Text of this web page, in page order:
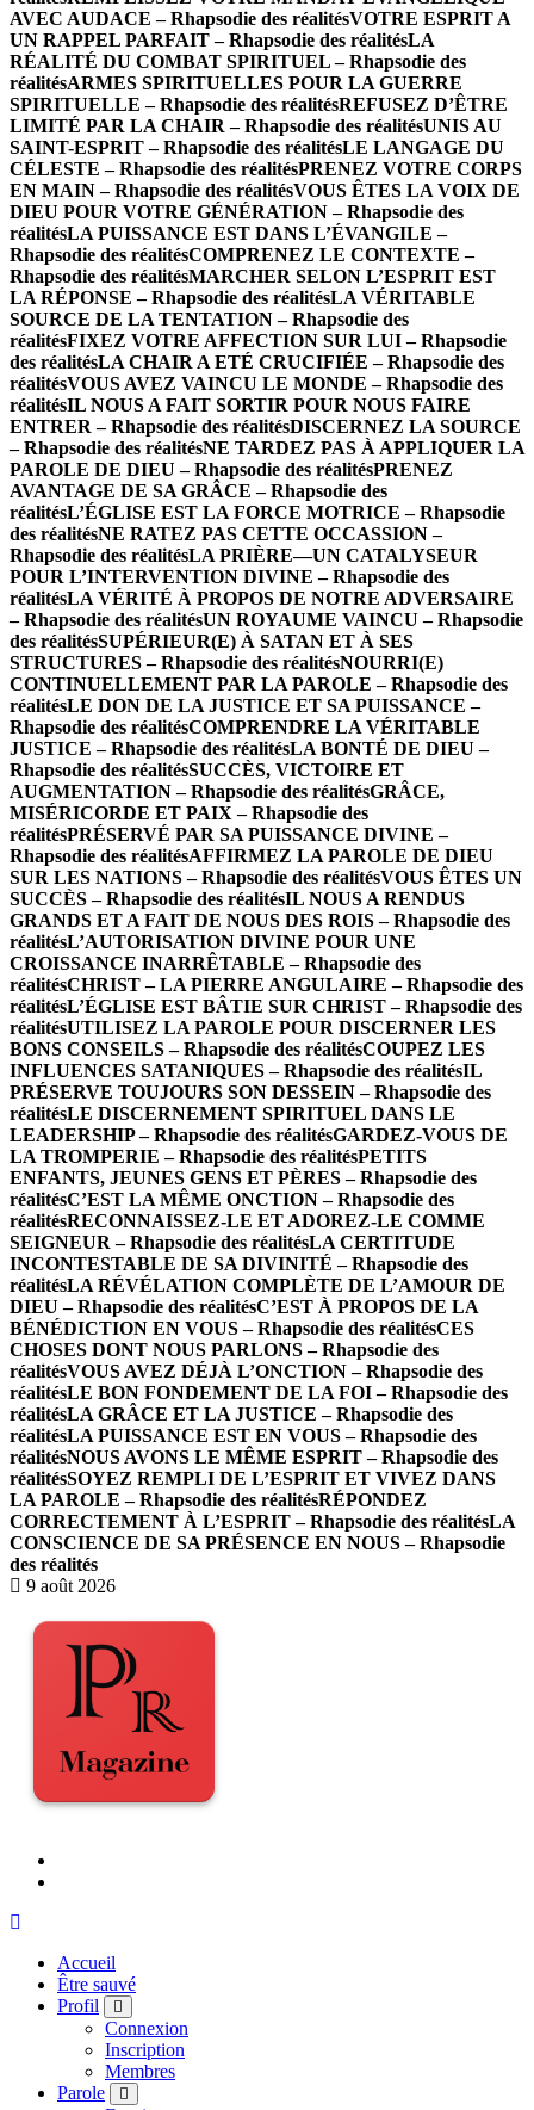
AVEC AUDACE – Rhapsodie des réalitésVOTRE ESPRIT A
UN RAPPEL PARFAIT – Rhapsodie des réalitésLA
RÉALITÉ DU COMBAT SPIRITUEL – Rhapsodie des
réalitésARMES SPIRITUELLES POUR LA GUERRE
SPIRITUELLE – Rhapsodie des réalitésREFUSEZ D’ÊTRE
LIMITÉ PAR LA CHAIR – Rhapsodie des réalitésUNIS AU
SAINT-ESPRIT – Rhapsodie des réalitésLE LANGAGE DU
CÉLESTE – Rhapsodie des réalitésPRENEZ VOTRE CORPS
EN MAIN – Rhapsodie des réalitésVOUS ÊTES LA VOIX DE
DIEU POUR VOTRE GÉNÉRATION – Rhapsodie des
réalitésLA PUISSANCE EST DANS L’ÉVANGILE –
Rhapsodie des réalitésCOMPRENEZ LE CONTEXTE –
Rhapsodie des réalitésMARCHER SELON L’ESPRIT EST
LA RÉPONSE – Rhapsodie des réalitésLA VÉRITABLE
SOURCE DE LA TENTATION – Rhapsodie des
réalitésFIXEZ VOTRE AFFECTION SUR LUI – Rhapsodie
des réalitésLA CHAIR A ETÉ CRUCIFIÉE – Rhapsodie des
réalitésVOUS AVEZ VAINCU LE MONDE – Rhapsodie des
réalitésIL NOUS A FAIT SORTIR POUR NOUS FAIRE
ENTRER – Rhapsodie des réalitésDISCERNEZ LA SOURCE
– Rhapsodie des réalitésNE TARDEZ PAS À APPLIQUER LA
PAROLE DE DIEU – Rhapsodie des réalitésPRENEZ
AVANTAGE DE SA GRÂCE – Rhapsodie des
réalitésL’ÉGLISE EST LA FORCE MOTRICE – Rhapsodie
des réalitésNE RATEZ PAS CETTE OCCASSION –
Rhapsodie des réalitésLA PRIÈRE—UN CATALYSEUR
POUR L’INTERVENTION DIVINE – Rhapsodie des
réalitésLA VÉRITÉ À PROPOS DE NOTRE ADVERSAIRE
– Rhapsodie des réalitésUN ROYAUME VAINCU – Rhapsodie
des réalitésSUPÉRIEUR(E) À SATAN ET À SES
STRUCTURES – Rhapsodie des réalitésNOURRI(E)
CONTINUELLEMENT PAR LA PAROLE – Rhapsodie des
réalitésLE DON DE LA JUSTICE ET SA PUISSANCE –
Rhapsodie des réalitésCOMPRENDRE LA VÉRITABLE
JUSTICE – Rhapsodie des réalitésLA BONTÉ DE DIEU –
Rhapsodie des réalitésSUCCÈS, VICTOIRE ET
AUGMENTATION – Rhapsodie des réalitésGRÂCE,
MISÉRICORDE ET PAIX – Rhapsodie des
réalitésPRÉSERVÉ PAR SA PUISSANCE DIVINE –
Rhapsodie des réalitésAFFIRMEZ LA PAROLE DE DIEU
SUR LES NATIONS – Rhapsodie des réalitésVOUS ÊTES UN
SUCCÈS – Rhapsodie des réalitésIL NOUS A RENDUS
GRANDS ET A FAIT DE NOUS DES ROIS – Rhapsodie des
réalitésL’AUTORISATION DIVINE POUR UNE
CROISSANCE INARRÊTABLE – Rhapsodie des
réalitésCHRIST – LA PIERRE ANGULAIRE – Rhapsodie des
réalitésL’ÉGLISE EST BÂTIE SUR CHRIST – Rhapsodie des
réalitésUTILISEZ LA PAROLE POUR DISCERNER LES
BONS CONSEILS – Rhapsodie des réalitésCOUPEZ LES
INFLUENCES SATANIQUES – Rhapsodie des réalitésIL
PRÉSERVE TOUJOURS SON DESSEIN – Rhapsodie des
réalitésLE DISCERNEMENT SPIRITUEL DANS LE
LEADERSHIP – Rhapsodie des réalitésGARDEZ-VOUS DE
LA TROMPERIE – Rhapsodie des réalitésPETITS
ENFANTS, JEUNES GENS ET PÈRES – Rhapsodie des
réalitésC’EST LA MÊME ONCTION – Rhapsodie des
réalitésRECONNAISSEZ-LE ET ADOREZ-LE COMME
SEIGNEUR – Rhapsodie des réalitésLA CERTITUDE
INCONTESTABLE DE SA DIVINITÉ – Rhapsodie des
réalitésLA RÉVÉLATION COMPLÈTE DE L’AMOUR DE
DIEU – Rhapsodie des réalitésC’EST À PROPOS DE LA
BÉNÉDICTION EN VOUS – Rhapsodie des réalitésCES
CHOSES DONT NOUS PARLONS – Rhapsodie des
réalitésVOUS AVEZ DÉJÀ L’ONCTION – Rhapsodie des
réalitésLE BON FONDEMENT DE LA FOI – Rhapsodie des
réalitésLA GRÂCE ET LA JUSTICE – Rhapsodie des
réalitésLA PUISSANCE EST EN VOUS – Rhapsodie des
réalitésNOUS AVONS LE MÊME ESPRIT – Rhapsodie des
réalitésSOYEZ REMPLI DE L’ESPRIT ET VIVEZ DANS
LA PAROLE – Rhapsodie des réalitésRÉPONDEZ
CORRECTEMENT À L’ESPRIT – Rhapsodie des réalitésLA
CONSCIENCE DE SA PRÉSENCE EN NOUS – Rhapsodie
des réalités
9 août 2026
Accueil
Être sauvé
Profil
Connexion
Inscription
Membres
Parole